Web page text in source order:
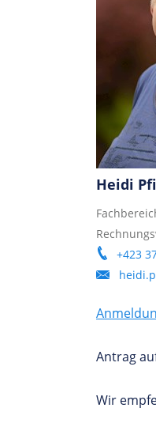
Heidi
+423
Antrag
Wir